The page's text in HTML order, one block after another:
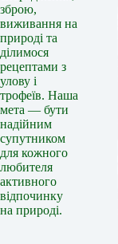
зброю,
виживання на
природі та
ділимося
рецептами з
улову і
трофеїв. Наша
мета — бути
надійним
супутником
для кожного
любителя
активного
відпочинку
на природі.